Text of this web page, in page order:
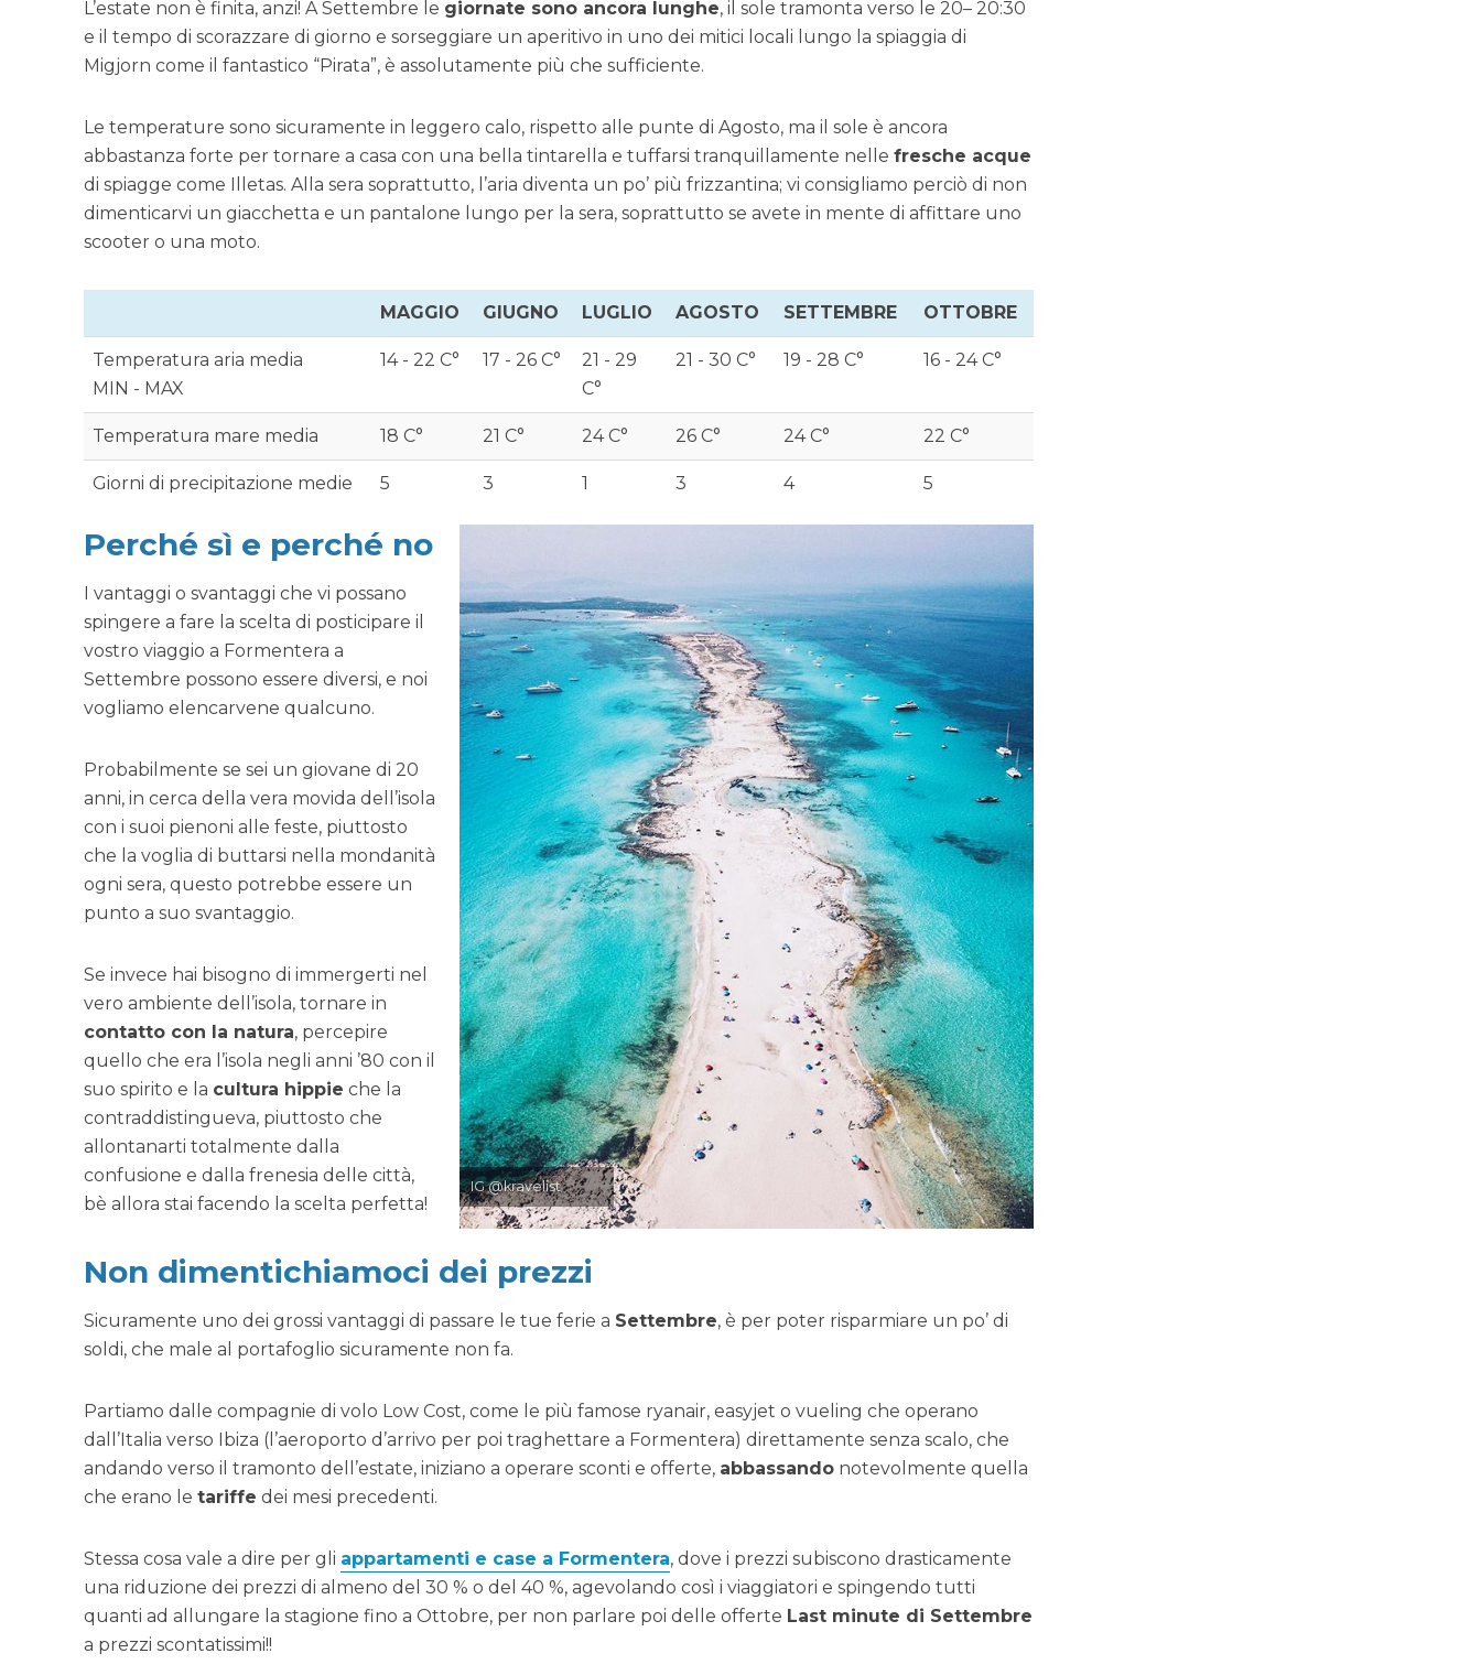
L’estate non è finita, anzi! A Settembre le giornate sono ancora lunghe, il sole tramonta verso le 20– 20:30
e il tempo di scorazzare di giorno e sorseggiare un aperitivo in uno dei mitici locali lungo la spiaggia di
Migjorn come il fantastico “Pirata”, è assolutamente più che sufficiente.
Le temperature sono sicuramente in leggero calo, rispetto alle punte di Agosto, ma il sole è ancora
abbastanza forte per tornare a casa con una bella tintarella e tuffarsi tranquillamente nelle fresche acque
di spiagge come Illetas. Alla sera soprattutto, l’aria diventa un po’ più frizzantina; vi consigliamo perciò di non
dimenticarvi un giacchetta e un pantalone lungo per la sera, soprattutto se avete in mente di affittare uno
scooter o una moto.
MAGGIO GIUGNO LUGLIO AGOSTO SETTEMBRE OTTOBRE
Temperatura aria media
MIN - MAX
14 - 22 C° 17 - 26 C°
21 - 29
C°
21 - 30 C° 19 - 28 C° 16 - 24 C°
Temperatura mare media 18 C° 21 C° 24 C° 26 C° 24 C° 22 C°
Giorni di precipitazione medie 5 3 1 3 4 5
IG @kravelist
Perché sì e perché no
I vantaggi o svantaggi che vi possano
spingere a fare la scelta di posticipare il
vostro viaggio a Formentera a
Settembre possono essere diversi, e noi
vogliamo elencarvene qualcuno.
Probabilmente se sei un giovane di 20
anni, in cerca della vera movida dell’isola
con i suoi pienoni alle feste, piuttosto
che la voglia di buttarsi nella mondanità
ogni sera, questo potrebbe essere un
punto a suo svantaggio.
Se invece hai bisogno di immergerti nel
vero ambiente dell’isola, tornare in
contatto con la natura, percepire
quello che era l’isola negli anni ’80 con il
suo spirito e la cultura hippie che la
contraddistingueva, piuttosto che
allontanarti totalmente dalla
confusione e dalla frenesia delle città,
bè allora stai facendo la scelta perfetta!
Non dimentichiamoci dei prezzi
Sicuramente uno dei grossi vantaggi di passare le tue ferie a Settembre, è per poter risparmiare un po’ di
soldi, che male al portafoglio sicuramente non fa.
Partiamo dalle compagnie di volo Low Cost, come le più famose ryanair, easyjet o vueling che operano
dall’Italia verso Ibiza (l’aeroporto d’arrivo per poi traghettare a Formentera) direttamente senza scalo, che
andando verso il tramonto dell’estate, iniziano a operare sconti e offerte, abbassandonotevolmente quella
che erano le tariffe dei mesi precedenti.
Stessa cosa vale a dire per gli appartamenti e case a Formentera, dove i prezzi subiscono drasticamente
una riduzione dei prezzi di almeno del 30 % o del 40 %, agevolando così i viaggiatori e spingendo tutti
quanti ad allungare la stagione fino a Ottobre, per non parlare poi delle offerte Last minute di Settembre
a prezzi scontatissimi!!